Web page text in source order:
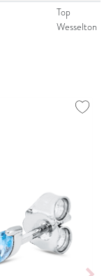
Top
Wesselton